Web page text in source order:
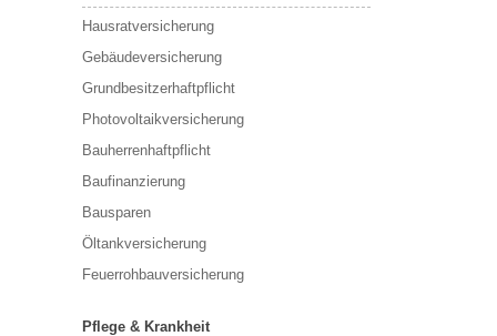
Hausratversicherung
Gebäudeversicherung
Grundbesitzerhaftpflicht
Photovoltaikversicherung
Bauherrenhaftpflicht
Baufinanzierung
Bausparen
Öltankversicherung
Feuerrohbauversicherung
Pflege & Krankheit